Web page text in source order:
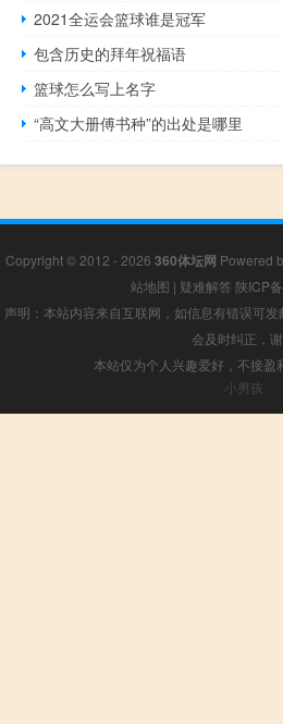
2021全运会篮球谁是冠军
包含历史的拜年祝福语
篮球怎么写上名字
“高文大册傅书种”的出处是哪里
Copyright © 2012 - 2026 360体坛网 Powered
站地图 | 疑难解答 陕ICP
声明：本站内容来自互联网，如信息有错误可
会及时纠正，
本站仅为个人兴趣爱好，不接盈
小男孩